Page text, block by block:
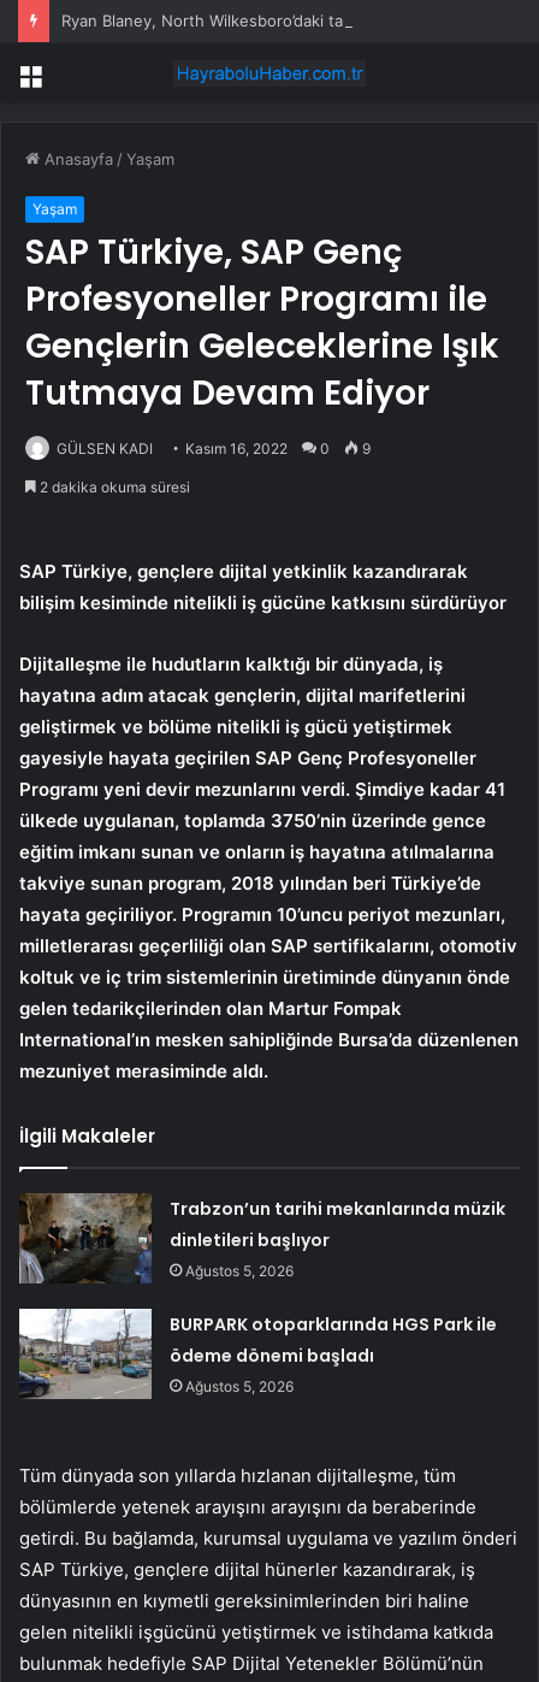
Menü
Anasayfa /Yaşam
Yaşam
SAP Türkiye, SAP Genç
Profesyoneller Programı ile
Gençlerin Geleceklerine Işık
Tutmaya Devam Ediyor
GÜLSEN KADI Kasım 16, 2022 0 9
2 dakika okuma süresi
SAP Türkiye, gençlere dijital yetkinlik kazandırarak
bilişim kesiminde nitelikli iş gücüne katkısını sürdürüyor
Dijitalleşme ile hudutların kalktığı bir dünyada, iş
hayatına adım atacak gençlerin, dijital marifetlerini
geliştirmek ve bölüme nitelikli iş gücü yetiştirmek
gayesiyle hayata geçirilen SAP Genç Profesyoneller
Programı yeni devir mezunlarını verdi. Şimdiye kadar 41
ülkede uygulanan, toplamda 3750’nin üzerinde gence
eğitim imkanı sunan ve onların iş hayatına atılmalarına
takviye sunan program, 2018 yılından beri Türkiye’de
hayata geçiriliyor. Programın 10’uncu periyot mezunları,
milletlerarası geçerliliği olan SAP sertifikalarını, otomotiv
koltuk ve iç trim sistemlerinin üretiminde dünyanın önde
gelen tedarikçilerinden olan Martur Fompak
International’ın mesken sahipliğinde Bursa’da düzenlenen
mezuniyet merasiminde aldı.
İlgili Makaleler
Trabzon’un tarihi mekanlarında müzik
dinletileri başlıyor
Ağustos 5, 2026
BURPARK otoparklarında HGS Park ile
ödeme dönemi başladı
Ağustos 5, 2026
Tüm dünyada son yıllarda hızlanan dijitalleşme, tüm
bölümlerde yetenek arayışını arayışını da beraberinde
getirdi. Bu bağlamda, kurumsal uygulama ve yazılım önderi
SAP Türkiye, gençlere dijital hünerler kazandırarak, iş
dünyasının en kıymetli gereksinimlerinden biri haline
gelen nitelikli işgücünü yetiştirmek ve istihdama katkıda
bulunmak hedefiyle SAP Dijital Yetenekler Bölümü’nün